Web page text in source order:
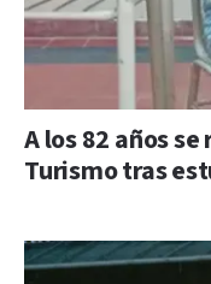
A los 82 años
Turismo tras